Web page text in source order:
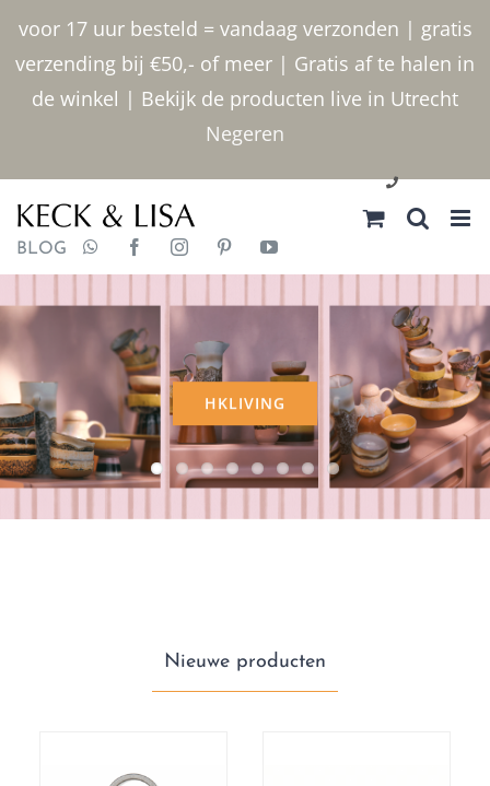
voor 17 uur besteld = vandaag verzonden | gratis
verzending bij €50,- of meer | Gratis af te halen in
de winkel | Bekijk de producten live in Utrecht
Negeren
inhoud
030 2400000
BLOG
FOEKJE FLEUR
Nieuwe producten